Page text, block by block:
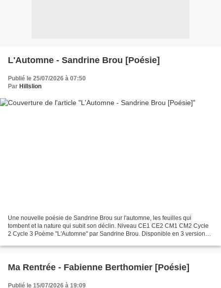
L'Automne - Sandrine Brou [Poésie]
Publié le 25/07/2026 à 07:50
Par Hillslion
Une nouvelle poésie de Sandrine Brou sur l'automne, les feuilles qui
tombent et la nature qui subit son déclin. Niveau CE1 CE2 CM1 CM2 Cycle
2 Cycle 3 Poème "L'Automne" par Sandrine Brou. Disponible en 3 versions.
Ma Rentrée - Fabienne Berthomier [Poésie]
Publié le 15/07/2026 à 19:09